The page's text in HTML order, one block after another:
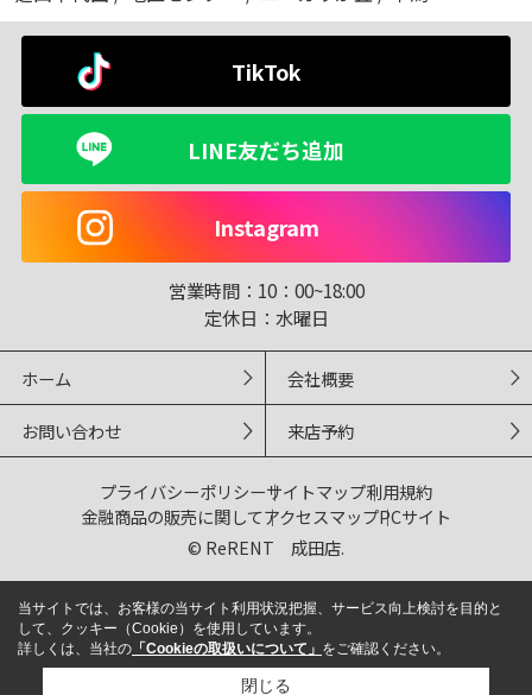
TikTok
LINE友だち追加
Instagram
営業時間： 10：00~18:00
定休日： 水曜日
ホーム 会社概要
お問い合わせ 来店予約
プライバシーポリシーサイトマップ利用規約
金融商品の販売に関してアクセスマップPCサイト
© ReRENT 成田店.
当サイトでは、お客様の当サイト利用状況把握、サービス向上検討を目的と
して、クッキー（Cookie）を使用しています。
詳しくは、当社の 「Cookieの取扱いについて」 をご確認ください。
閉じる